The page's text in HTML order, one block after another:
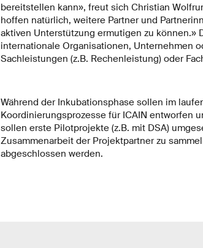
bereitstellen kann», freut sich Christian
hoffen natürlich, weitere Partner und
aktiven Unterstützung ermutigen zu
internationale Organisationen, Unternehmen
Sachleistungen (z.B. Rechenleistung) oder
Während der Inkubationsphase sollen im
Koordinierungsprozesse für ICAIN entworfen
sollen erste Pilotprojekte (z.B. mit DSA)
Zusammenarbeit der Projektpartner zu
abgeschlossen werden.